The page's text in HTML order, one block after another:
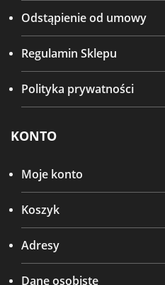
Odstąpienie od umowy
Regulamin Sklepu
Polityka prywatności
KONTO
Moje konto
Koszyk
Adresy
Dane osobiste